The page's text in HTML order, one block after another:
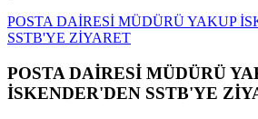
POSTA DAİRESİ MÜDÜRÜ YAKUP
SSTB'YE ZİYARET
POSTA DAİRESİ MÜDÜRÜ
İSKENDER'DEN SSTB'YE